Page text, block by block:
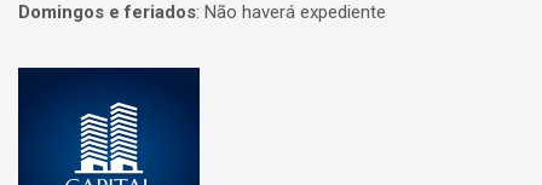
Domingos e feriados: Não haverá expediente